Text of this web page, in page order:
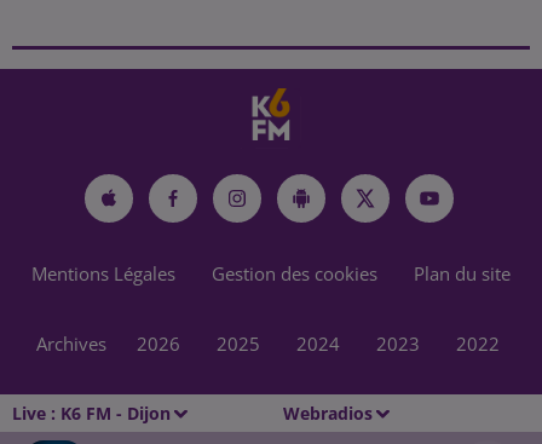
Live : K6 FM - Dijon Webradios
Mentions Légales Gestion des cookies Plan du site
Archives 2026 2025 2024 2023 2022